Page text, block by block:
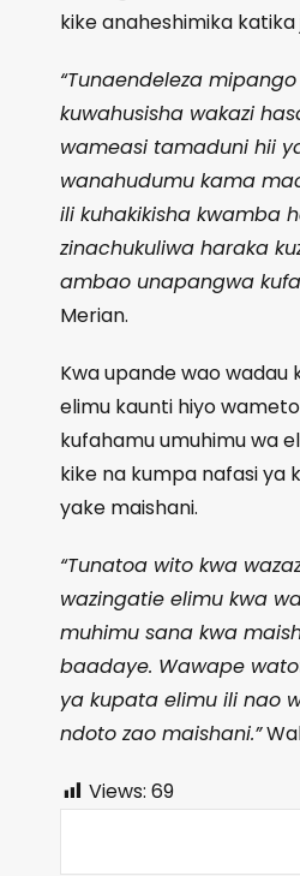
kike anaheshimika katika
“Tunaendeleza
kuwahusisha wakazi
wameasi tamaduni hii
wanahudumu kama
ili kuhakikisha kwamba
zinachukuliwa haraka
ambao unapangwa
Merian.
Kwa upande wao wadau
elimu kaunti hiyo
kufahamu umuhimu wa
kike na kumpa nafasi ya
yake maishani.
“Tunatoa wito kwa
wazingatie elimu kwa
muhimu sana kwa
baadaye. Wawape
ya kupata elimu ili nao
ndoto zao maishani.”
Views: 69